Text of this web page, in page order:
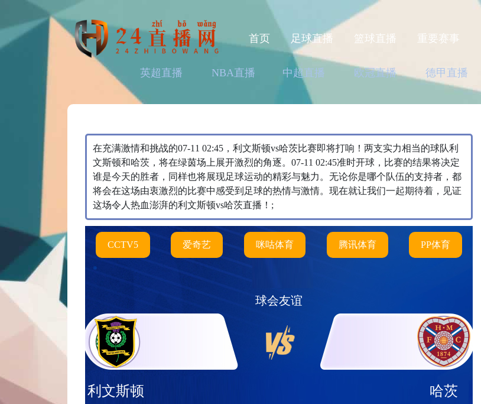
首页 足球直播 篮球直播 重要赛事
英超直播 NBA直播 中超直播 欧冠直播 德甲直播
在充满激情和挑战的07-11 02:45，利文斯顿vs哈茨比赛即将打响！两支实力相当的球队利
文斯顿和哈茨，将在绿茵场上展开激烈的角逐。07-11 02:45准时开球，比赛的结果将决定
谁是今天的胜者，同样也将展现足球运动的精彩与魅力。无论你是哪个队伍的支持者，都
将会在这场由衷激烈的比赛中感受到足球的热情与激情。现在就让我们一起期待着，见证
这场令人热血澎湃的利文斯顿vs哈茨直播！;
CCTV5 爱奇艺 咪咕体育 腾讯体育 PP体育
球会友谊
利文斯顿 哈茨